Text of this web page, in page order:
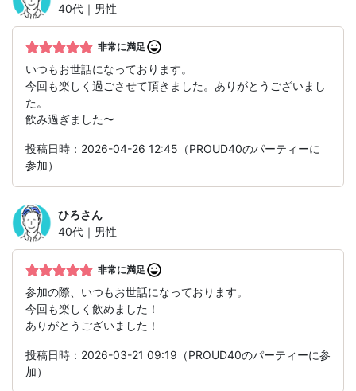
40代｜男性
非常に満足
いつもお世話になっております。
今回も楽しく過ごさせて頂きました。ありがとうございまし
た。
飲み過ぎました〜
投稿日時：2026-04-26 12:45（PROUD40のパーティーに
参加）
ひろさん
40代｜男性
非常に満足
参加の際、いつもお世話になっております。
今回も楽しく飲めました！
ありがとうございました！
投稿日時：2026-03-21 09:19（PROUD40のパーティーに参
加）